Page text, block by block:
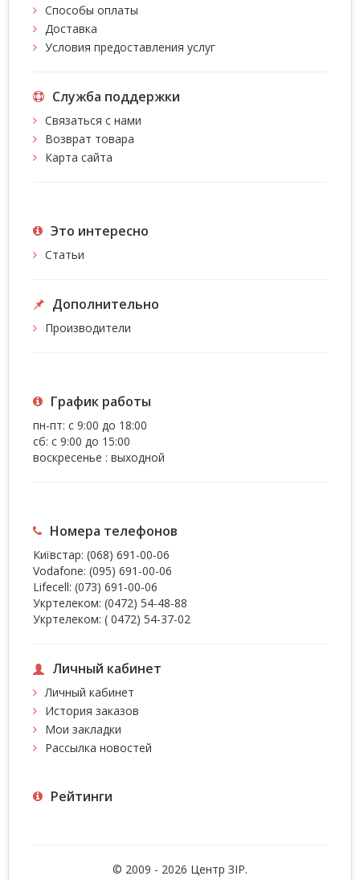
Способы оплаты
Доставка
Условия предоставления услуг
Служба поддержки
Связаться с нами
Возврат товара
Карта сайта
Это интересно
Статьи
Дополнительно
Производители
График работы
пн-пт: с 9:00 до 18:00
сб: с 9:00 до 15:00
воскресенье : выходной
Номера телефонов
Київстар: (068) 691-00-06
Vodafone: (095) 691-00-06
Lifecell: (073) 691-00-06
Укртелеком: (0472) 54-48-88
Укртелеком: ( 0472) 54-37-02
Личный кабинет
Личный кабинет
История заказов
Мои закладки
Рассылка новостей
Рейтинги
© 2009 - 2026 Центр ЗIР.